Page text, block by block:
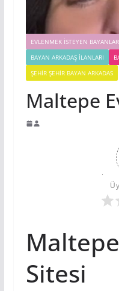
EVLENMEK İSTEYEN BAYANLAR
BAYAN ARKADAŞ İLANLARI
ŞEHIR ŞEHIR BAYAN ARKADAS
Maltepe
Sitesi